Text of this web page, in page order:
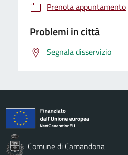
Prenota appuntamento
Problemi in città
Segnala disservizio
Comune di Camandona